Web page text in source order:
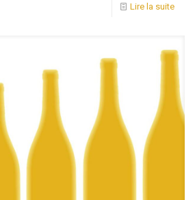
Lire la suite